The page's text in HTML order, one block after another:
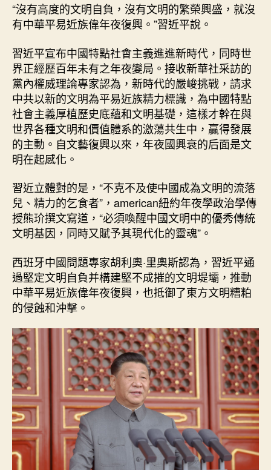
“沒有高度的文明自負，沒有文明的繁榮興盛，就沒
有中華平易近族偉年夜復興。”習近平說。
習近平宣布中國特點社會主義進進新時代，同時世
界正經歷百年未有之年夜變局。接收新華社采訪的
黨內權威理論專家認為，新時代的嚴峻挑戰，請求
中共以新的文明為平易近族精力標識，為中國特點
社會主義厚植歷史底蘊和文明基礎，這樣才幹在與
世界各種文明和價值體系的激蕩共生中，贏得發展
的主動。自文藝復興以來，年夜國興衰的后面是文
明在起感化。
習近立體對的是，“不克不及使中國成為文明的流落
兒、精力的乞食者”，american紐約年夜學政治學傳
授熊玠撰文寫道，“必須喚醒中國文明中的優秀傳統
文明基因，同時又賦予其現代化的靈魂”。
西班牙中國問題專家胡利奧·里奧斯認為，習近平通
過堅定文明自負并構建堅不成摧的文明堤壩，推動
中華平易近族偉年夜復興，也抵御了東方文明糟粕
的侵蝕和沖擊。